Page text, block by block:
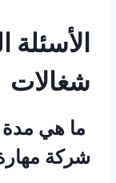
شغالات
ما هي مدة
شركة